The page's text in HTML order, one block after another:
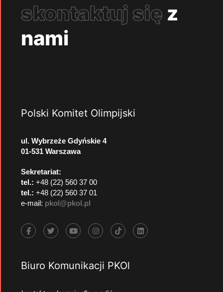
skontaktuj się z
nami
Polski Komitet Olimpijski
ul. Wybrzeże Gdyńskie 4
01-531 Warszawa
Sekretariat:
tel.: +48 (22) 560 37 00
tel.: +48 (22) 560 37 01
e-mail: pkol@pkol.pl
Biuro Komunikacji PKOl